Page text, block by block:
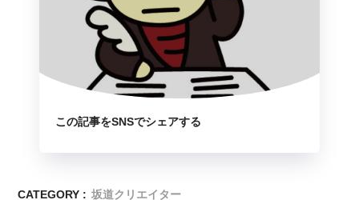
この記事をSNSでシェアする
CATEGORY : 坂道クリエイター